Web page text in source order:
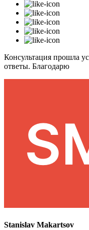
Консультация прошла
ответы. Благодарю
Stanislav Makartsov